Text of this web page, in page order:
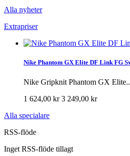
Alla nyheter
Extrapriser
Nike Phantom GX Elite DF Link FG
Nike Gripknit Phantom GX
1 624,00 kr3 249,00 kr
Alla specialare
RSS-flöde
Inget RSS-flöde tillagt